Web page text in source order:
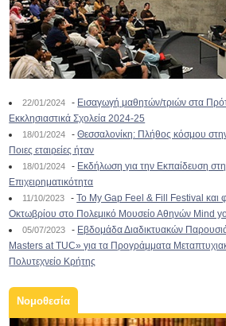
22/01/2024 - Εισαγωγή μαθητών/τριών στα
Εκκλησιαστικά Σχολεία 2024-25
18/01/2024 -Θεσσαλονίκη: Πλήθος κόσμου
Ποιες εταιρείες ήταν
18/01/2024 - Εκδήλωση για την Εκπαίδευση
Επιχειρηματικότητα
11/10/2023 -To My Gap Feel & Fill Festival και
Οκτωβρίου στο Πολεμικό Μουσείο Αθηνών Mind
05/07/2023 - Εβδομάδα Διαδικτυακών
Masters at TUC» για τα Προγράμματα
Πολυτεχνείο Κρήτης
Νομοθεσία